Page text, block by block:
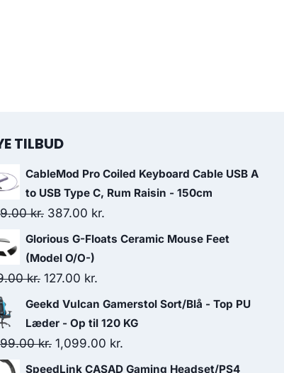
TILBUD
CableMod Pro Coiled Keyboard Cable USB A
to USB Type C, Rum Raisin - 150cm
kr. Original
price
was:
399.00 kr..
387.00 kr.
price
Glorious G-Floats Ceramic Mouse Feet
(Model O/O-)
kr. Original
price
was:
179.00 kr..
127.00 kr.
price
is:
127.00 kr..
Geekd Vulcan Gamerstol Sort/Blå - Top PU
Læder - Op til 120 KG
kr. Original
price
1,099.00 kr.
price
SpeedLink CASAD Gaming Headset/PS4